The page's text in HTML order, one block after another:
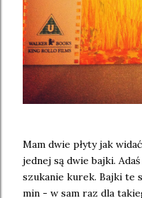
Mam dwie płyty jak
jednej są dwie bajki.
szukanie kurek. Bajki te
min - w sam raz dla